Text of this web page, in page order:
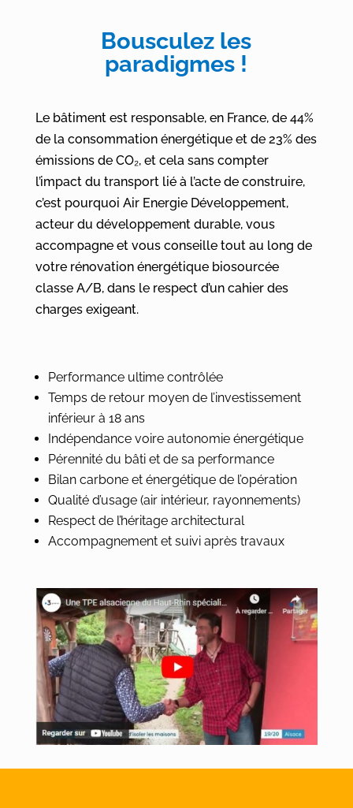
Bousculez les
paradigmes !
Le bâtiment est responsable, en France, de 44%
de la consommation énergétique et de 23% des
émissions de CO₂, et cela sans compter
l’impact du transport lié à l’acte de construire,
c’est pourquoi Air Energie Développement,
acteur du développement durable, vous
accompagne et vous conseille tout au long de
votre rénovation énergétique biosourcée
classe A/B, dans le respect d’un cahier des
charges exigeant.
Performance ultime contrôlée
Temps de retour moyende l’investissement
inférieur à 18 ans
Indépendance voire autonomie énergétique
Pérennité du bâti et de sa performance
Bilan carbone et énergétique de l’opération
Qualité d’usage (air intérieur, rayonnements)
Respect de l’héritage architectural
Accompagnement et suivi après travaux